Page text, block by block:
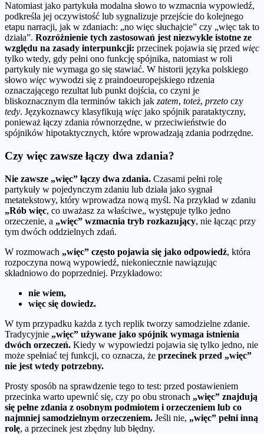
Natomiast jako partykuła modalna słowo to wzmacnia wypowiedź,
podkreśla jej oczywistość lub sygnalizuje przejście do kolejnego
etapu narracji, jak w zdaniach: „no więc słuchajcie” czy „więc tak to
działa”. Rozróżnienie tych zastosowań jest niezwykle istotne ze
względu na zasady interpunkcji: przecinek pojawia się przed więc
tylko wtedy, gdy pełni ono funkcję spójnika, natomiast w roli
partykuły nie wymaga go się stawiać. W historii języka polskiego
słowo więc wywodzi się z praindoeuropejskiego rdzenia
oznaczającego rezultat lub punkt dojścia, co czyni je
bliskoznacznym dla terminów takich jak zatem, toteż, przeto czy
tedy. Językoznawcy klasyfikują więc jako spójnik parataktyczny,
ponieważ łączy zdania równorzędne, w przeciwieństwie do
spójników hipotaktycznych, które wprowadzają zdania podrzędne.
Czy więc zawsze łączy dwa zdania?
Nie zawsze „więc” łączy dwa zdania. Czasami pełni rolę
partykuły w pojedynczym zdaniu lub działa jako sygnał
metatekstowy, który wprowadza nową myśl. Na przykład w zdaniu
„Rób więc, co uważasz za właściwe„ występuje tylko jedno
orzeczenie, a „więc” wzmacnia tryb rozkazujący, nie łącząc przy
tym dwóch oddzielnych zdań.
W rozmowach „więc” często pojawia się jako odpowiedź, która
rozpoczyna nową wypowiedź, niekoniecznie nawiązując
składniowo do poprzedniej. Przykładowo:
nie wiem,
więc się dowiedz.
W tym przypadku każda z tych replik tworzy samodzielne zdanie.
Tradycyjnie „więc” używane jako spójnik wymaga istnienia
dwóch orzeczeń. Kiedy w wypowiedzi pojawia się tylko jedno, nie
może spełniać tej funkcji, co oznacza, że przecinek przed „więc”
nie jest wtedy potrzebny.
Prosty sposób na sprawdzenie tego to test: przed postawieniem
przecinka warto upewnić się, czy po obu stronach „więc” znajdują
się pełne zdania z osobnym podmiotem i orzeczeniem lub co
najmniej samodzielnym orzeczeniem. Jeśli nie, „więc” pełni inną
rolę, a przecinek jest zbędny lub błędny.